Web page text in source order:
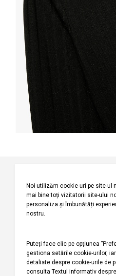
Prin abonarea la buletinul
angajăm să vă protejăm
actualizări despre
Companie
Despre noi
Ajutor
Întrebări frecvente
Selecteaza